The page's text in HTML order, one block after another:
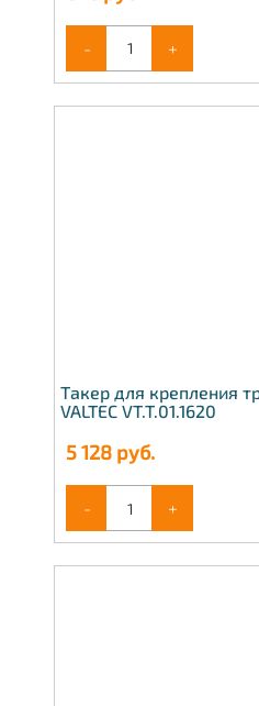
- +
Такер для крепления
VALTEC VT.T.01.1620
5 128 руб.
- +